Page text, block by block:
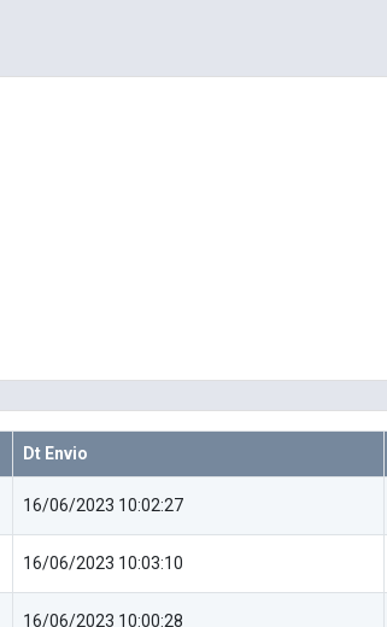
Dt Envio
16/06/2023 10:02:27
16/06/2023 10:03:10
16/06/2023 10:00:28